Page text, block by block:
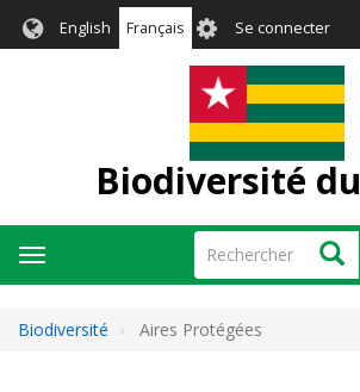
English Français User
account
menu
Se connecter
Biodiversité
Rechercher
Toggle
navigation
Biodiversité Aires Protégées